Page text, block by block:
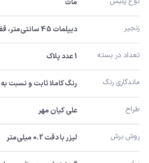
مات
زنجیر دیپلمات 45 سانتی‌متر، قفل طوطی
تعداد در بسته 1 عدد پلاک
ماندگاری رنگ رنگ کاملا ثابت و نسبت
طراح علی کیان مهر
روش برش لیزر با دقت 0.2 میلی‌متر